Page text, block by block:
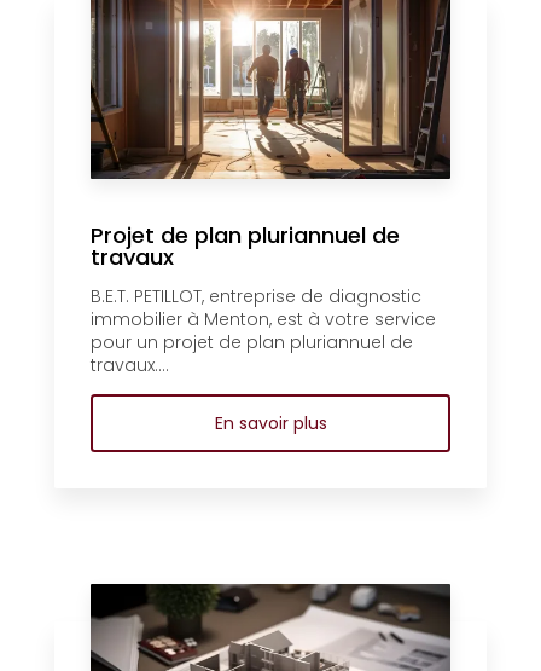
Projet de plan pluriannuel de
travaux
B.E.T. PETILLOT, entreprise de diagnostic
immobilier à Menton, est à votre service
pour un projet de plan pluriannuel de
travaux....
En savoir plus